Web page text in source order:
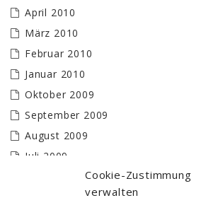
Cookie-Zustimmung
verwalten
April 2010
März 2010
Februar 2010
Januar 2010
Oktober 2009
September 2009
August 2009
Juli 2009